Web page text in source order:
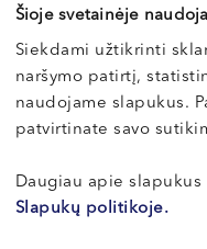
Šioje svetainėje
Siekdami užtikrinti
naršymo patirtį,
naudojame slapukus.
patvirtinate savo
Daugiau apie
Slapukų politikoje.
plečiantys
Inhaliacijos.
ligų gydymo
medžiagos patenka
skiriamos sergant
Kvėpavimo pratimai
Rekomenduojama